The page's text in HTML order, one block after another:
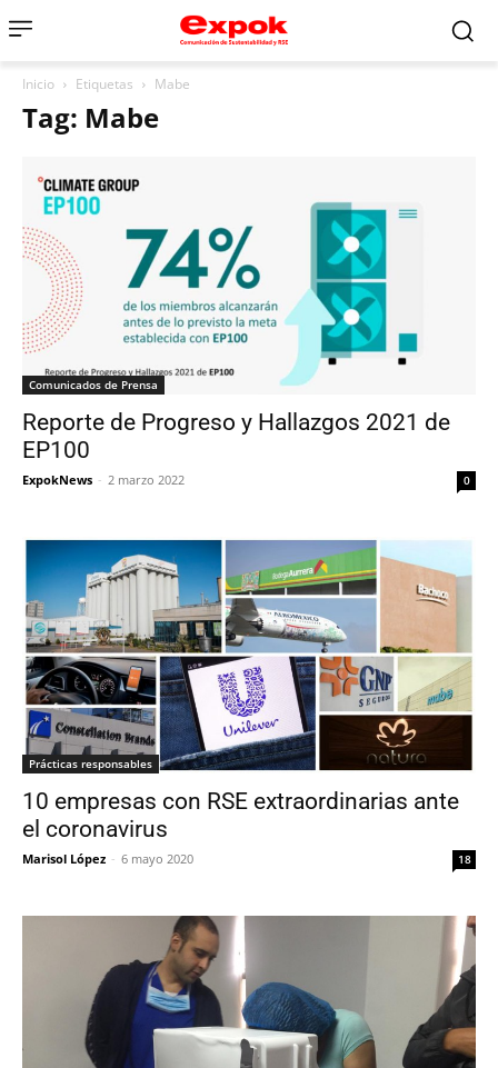
Inicio Etiquetas Mabe
Tag: Mabe
Comunicados de Prensa
Reporte de Progreso y Hallazgos 2021 de
EP100
ExpokNews - 2 marzo 2022 0
Prácticas responsables
10 empresas con RSE extraordinarias ante
el coronavirus
Marisol López - 6 mayo 2020 18